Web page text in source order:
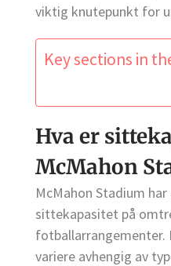
viktig knutepunkt for
Key sections in
Hva er
McMahon
McMahon Stadium
sittekapasitet på
fotballarrangementer.
variere avhengig av